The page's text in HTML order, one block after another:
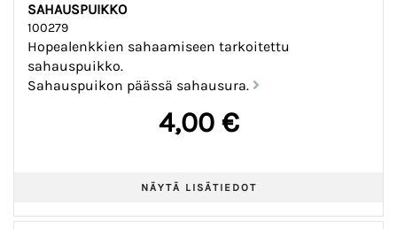
SAHAUSPUIKKO
100279
Hopealenkkien sahaamiseen tarkoitettu
sahauspuikko.
Sahauspuikon päässä sahausura.
4,00 €